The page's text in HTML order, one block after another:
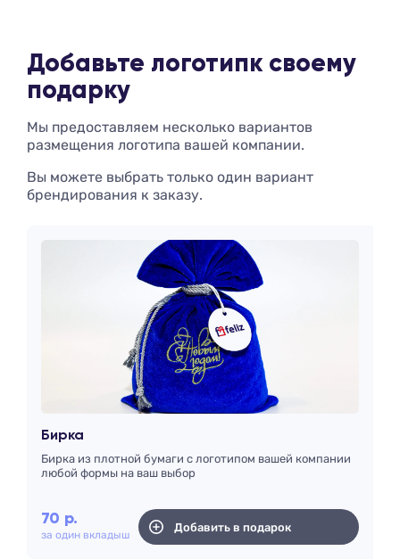
Добавьте логотипк своему
подарку
Мы предоставляем несколько вариантов
размещения логотипа вашей компании.
Вы можете выбрать только один вариант
брендирования к заказу.
Бирка
Бирка из плотной бумаги с логотипом вашей компании
любой формы на ваш выбор
70 р.
за один вкладыш
Добавить в подарок